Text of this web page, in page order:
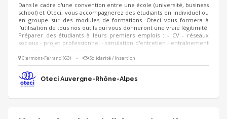
Dans le cadre d'une convention entre une école (université, business
school) et Oteci, vous accompagnerez des étudiants en individuel ou
en groupe sur des modules de formations. Oteci vous formera à
l'utilisation de tous nos outils qui vous donneront une vraie légitimité.
Préparer des étudiants à leurs premiers emplois : - CV - réseaux
sociaux - projet professionnel - simulation d'entretien - entraînement
Clermont-Ferrand (63) • Solidarité / Insertion
Oteci Auvergne-Rhône-Alpes